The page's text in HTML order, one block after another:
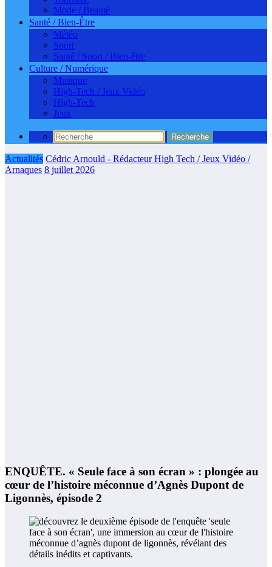
Mode / Beauté
Santé / Bien-Être
Météo
Sport
Santé / Sport / Bien-être
Culture / Numérique
Musique
High-Tech / Jeux Vidéo
High-Tech
Jeux
Actualités Cédric Arnould - Rédacteur High Tech / Jeux Vidéo /
Arnaques 8 juillet 2026
ENQUÊTE. « Seule face à son écran » : plongée au
cœur de l’histoire méconnue d’Agnès Dupont de
Ligonnès, épisode 2